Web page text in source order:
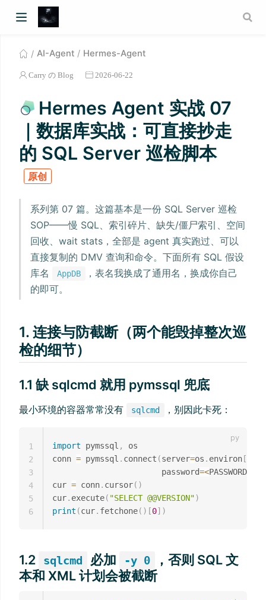
AI-Agent Hermes-Agent
Carry の Blog 2026-06-22
Hermes Agent 实战 07
｜数据库实战：可直接抄走
的 SQL Server 巡检脚本
原创
系列第 07 篇。这篇基本是一份 SQL Server 巡检
SOP——慢 SQL、索引碎片、缺失/僵尸索引、空间
回收、wait stats，全部是 agent 真实跑过、可以
直接复制的 DMV 查询和命令。下面所有 SQL 假设
库名
AppDB
，表名我换成了通用名，换成你自己
的即可。
1. 连接与防截断（两个能毁掉整次巡
检的细节）
1.1 缺 sqlcmd 就用 pymssql 兜底
最小环境的容器常常没有 sqlcmd ，别因此卡死：
import pymssql ,
os
conn = pymssql . connect (server=os . environ [
                       password
=<PASSWORD
cur = conn. cursor( )
cur. execute( "SELECT @@VERSION")
print (cur. fetchone( ) [0] )
1
2
3
4
5
6
1.2 sqlcmd 必加 -y 0
，否则 SQL 文
本和 XML 计划会被截断